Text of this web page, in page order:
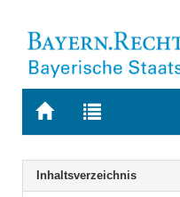
Zur
BAYERN.RECHT
Zur
letzten
Suche
Navigation
Inhaltsverzeichnis